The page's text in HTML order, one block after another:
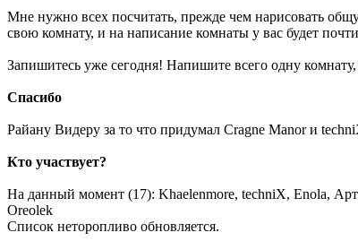
Мне нужно всех посчитать, прежде чем нарисовать
свою комнату, и на написание комнаты у вас будет
Запишитесь уже сегодня! Напишите всего одну
Спасибо
Райану Видеру за то что придумал Cragne Manor и
Кто участвует?
На данный момент (17): Khaelenmore, techniX, Enola,
Oreolek
Список неторопливо обновляется.